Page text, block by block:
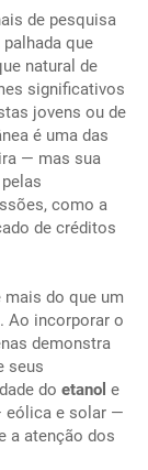
de pesquisa
palhada que
natural de
significativos
jovens ou de
é uma das
— mas sua
como a
de créditos
do que um
Ao incorporar o
demonstra
seus
do etanol e
eólica e solar —
a atenção dos